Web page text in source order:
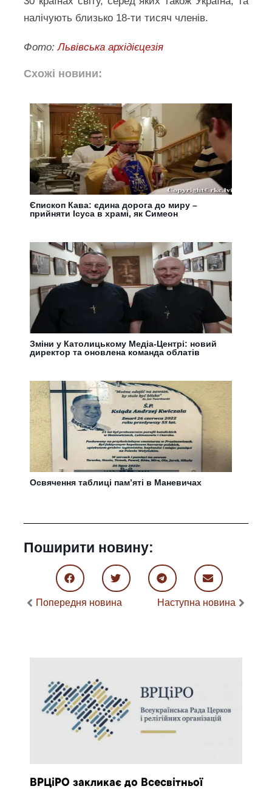
налічують близько 18‑ти тисяч членів.
Фото:Львівська архідієцезія
Схожі новини:
Єпископ Кава: єдина дорога до миру –
прийняти Ісуса в храмі, як Симеон
Зміни у Католицькому Медіа-Центрі: новий
директор та оновлена команда облатів
Освячення таблиці пам’яті в Маневичах
Поширити новину:
Попередня новина Наступна новина
ВРЦіРО закликає до Всесвітньої